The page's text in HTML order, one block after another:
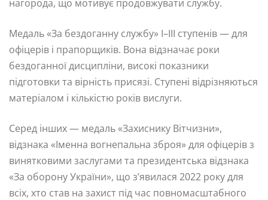
нагорода, що мотивує продовжувати службу.
Медаль «За бездоганну службу» I–III ступенів — для
офіцерів і прапорщиків. Вона відзначає роки
бездоганної дисципліни, високі показники
підготовки та вірність присязі. Ступені відрізняються
матеріалом і кількістю років вислуги.
Серед інших — медаль «Захиснику Вітчизни»,
відзнака «Іменна вогнепальна зброя» для офіцерів з
винятковими заслугами та президентська відзнака
«За оборону України», що з’явилася 2022 року для
всіх, хто став на захист під час повномасштабного